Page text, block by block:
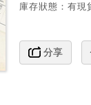
庫存狀態： 有現
分享